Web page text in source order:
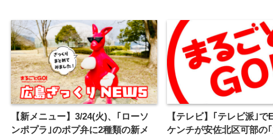
【新メニュー】3/24(火)、｢ローソ
ンポプラ｣のポプ弁に2種類の新メ
【テレビ】｢テレビ派｣で
ケンチが安佐北区可部の